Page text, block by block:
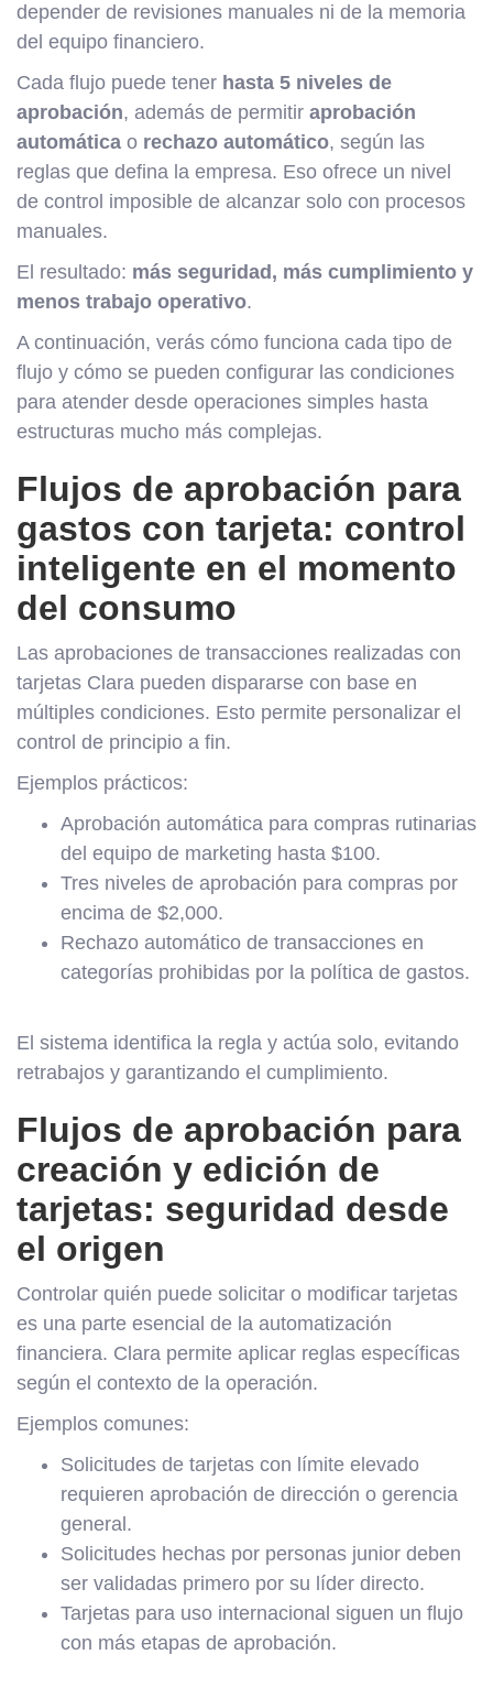
depender de revisiones manuales ni de la memoria
del equipo financiero.
Cada flujo puede tener hasta 5 niveles de
aprobación, además de permitir aprobación
automática o rechazo automático, según las
reglas que defina la empresa. Eso ofrece un nivel
de control imposible de alcanzar solo con procesos
manuales.
El resultado: más seguridad, más cumplimiento y
menos trabajo operativo.
A continuación, verás cómo funciona cada tipo de
flujo y cómo se pueden configurar las condiciones
para atender desde operaciones simples hasta
estructuras mucho más complejas.
Flujos de aprobación para
gastos con tarjeta: control
inteligente en el momento
del consumo
Las aprobaciones de transacciones realizadas con
tarjetas Clara pueden dispararse con base en
múltiples condiciones. Esto permite personalizar el
control de principio a fin.
Ejemplos prácticos:
Aprobación automática para compras rutinarias
del equipo de marketing hasta $100.
Tres niveles de aprobación para compras por
encima de $2,000.
Rechazo automático de transacciones en
categorías prohibidas por la política de gastos.
El sistema identifica la regla y actúa solo, evitando
retrabajos y garantizando el cumplimiento.
Flujos de aprobación para
creación y edición de
tarjetas: seguridad desde
el origen
Controlar quién puede solicitar o modificar tarjetas
es una parte esencial de la automatización
financiera. Clara permite aplicar reglas específicas
según el contexto de la operación.
Ejemplos comunes:
Solicitudes de tarjetas con límite elevado
requieren aprobación de dirección o gerencia
general.
Solicitudes hechas por personas junior deben
ser validadas primero por su líder directo.
Tarjetas para uso internacional siguen un flujo
con más etapas de aprobación.